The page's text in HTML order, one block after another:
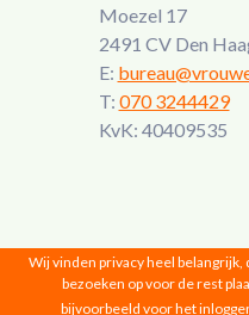
Moezel 17
2491 CV Den
E:
T: 070 3244429
KvK: 40409535
Vrouwen van Nu ©
Wij vinden privacy heel
bezoeken op voor de rest
bijvoorbeeld voor het